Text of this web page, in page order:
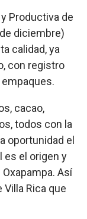
Productiva de
diciembre)
calidad, ya
con registro
cacao,
todos con la
oportunidad el
es el origen y
Así
Rica que